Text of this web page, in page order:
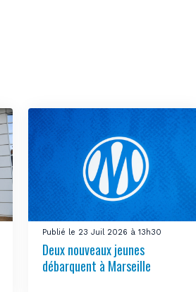
Publié le 23 Juil 2026 à 13h30
Deux nouveaux jeunes
débarquent à Marseille